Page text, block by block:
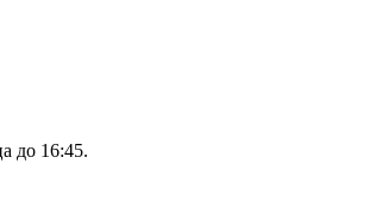
до 16:45.